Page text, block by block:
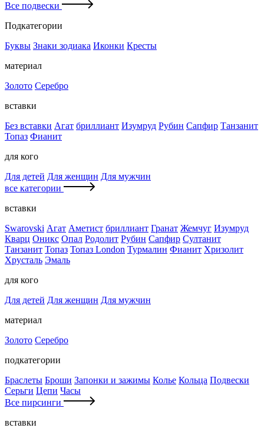
Все подвески
Подкатегории
Буквы Знаки зодиака Иконки Кресты
материал
Золото Серебро
вставки
Без вставки Агат бриллиант Изумруд Рубин Сапфир Танзанит
Топаз Фианит
для кого
Для детей Для женщин Для мужчин
все категории
вставки
Swarovski Агат Аметист бриллиант Гранат Жемчуг Изумруд
Кварц Оникс Опал Родолит Рубин Сапфир Султанит
Танзанит Топаз Топаз London Турмалин Фианит Хризолит
Хрусталь Эмаль
для кого
Для детей Для женщин Для мужчин
материал
Золото Серебро
подкатегории
Браслеты Броши Запонки и зажимы Колье Кольца Подвески
Серьги Цепи Часы
Все пирсинги
вставки